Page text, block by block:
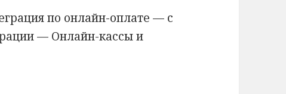
по онлайн-оплате — с
— Онлайн-кассы и